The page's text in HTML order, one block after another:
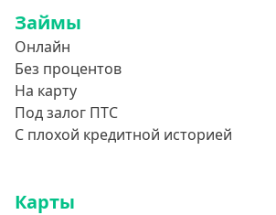
850000 руб
900000 руб
950000 руб
Целевые
Строительство дома
Займы
Онлайн
Без процентов
На карту
Под залог ПТС
С плохой кредитной историей
Карты